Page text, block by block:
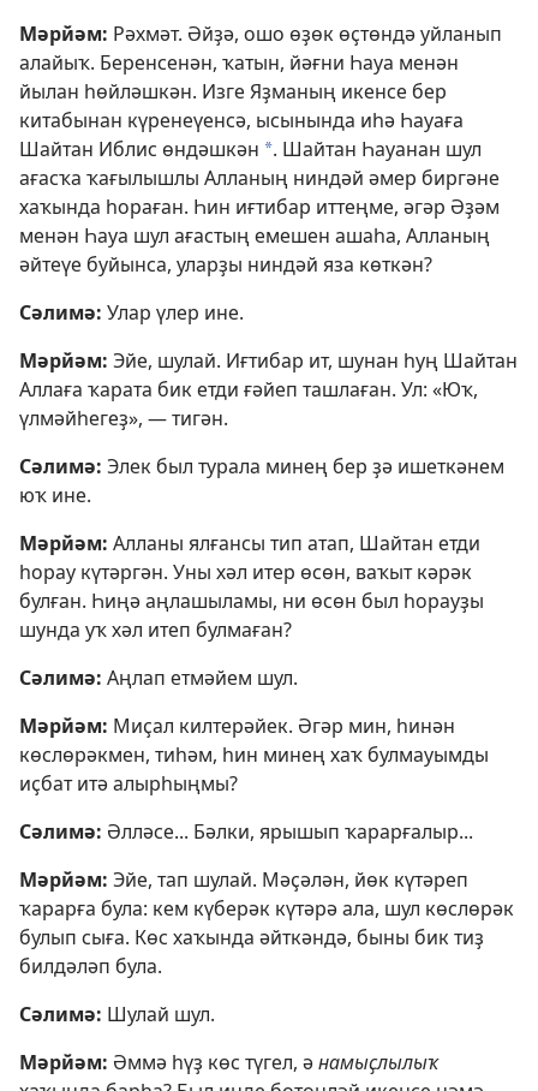
Мәрйәм: Рәхмәт. Әйҙә, ошо өҙөк өҫтөндә уйланып
алайыҡ. Беренсенән, ҡатын, йәғни Һауа менән
йылан һөйләшкән. Изге Яҙманың икенсе бер
китабынан күренеүенсә, ысынында иһә Һауаға
Шайтан Иблис өндәшкән *. Шайтан Һауанан шул
ағасҡа ҡағылышлы Алланың ниндәй әмер биргәне
хаҡында һораған. Һин иғтибар иттеңме, әгәр Әҙәм
менән Һауа шул ағастың емешен ашаһа, Алланың
әйтеүе буйынса, уларҙы ниндәй яза көткән?
Сәлимә: Улар үлер ине.
Мәрйәм: Эйе, шулай. Иғтибар ит, шунан һуң Шайтан
Аллаға ҡарата бик етди ғәйеп ташлаған. Ул: «Юҡ,
үлмәйһегеҙ», — тигән.
Сәлимә: Элек был турала минең бер ҙә ишеткәнем
юҡ ине.
Мәрйәм: Алланы ялғансы тип атап, Шайтан етди
һорау күтәргән. Уны хәл итер өсөн, ваҡыт кәрәк
булған. Һиңә аңлашыламы, ни өсөн был һорауҙы
шунда уҡ хәл итеп булмаған?
Сәлимә: Аңлап етмәйем шул.
Мәрйәм: Миҫал килтерәйек. Әгәр мин, һинән
көслөрәкмен, тиһәм, һин минең хаҡ булмауымды
иҫбат итә алырһыңмы?
Сәлимә: Әлләсе... Бәлки, ярышып ҡарарғалыр...
Мәрйәм: Эйе, тап шулай. Мәҫәлән, йөк күтәреп
ҡарарға була: кем күберәк күтәрә ала, шул көслөрәк
булып сыға. Көс хаҡында әйткәндә, быны бик тиҙ
билдәләп була.
Сәлимә: Шулай шул.
Мәрйәм: Әммә һүҙ көс түгел, әнамыҫлылыҡ